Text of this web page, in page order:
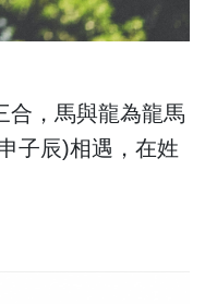
合，馬與龍為龍馬
子辰)相遇，在姓